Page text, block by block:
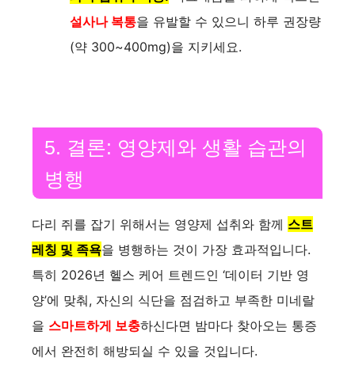
설사나 복통을 유발할 수 있으니 하루 권장량
(약 300~400mg)을 지키세요.
5. 결론: 영양제와 생활 습관의
병행
다리 쥐를 잡기 위해서는 영양제 섭취와 함께 스트
레칭 및 족욕을 병행하는 것이 가장 효과적입니다.
특히 2026년 헬스 케어 트렌드인 ‘데이터 기반 영
양’에 맞춰, 자신의 식단을 점검하고 부족한 미네랄
을 스마트하게 보충하신다면 밤마다 찾아오는 통증
에서 완전히 해방되실 수 있을 것입니다.